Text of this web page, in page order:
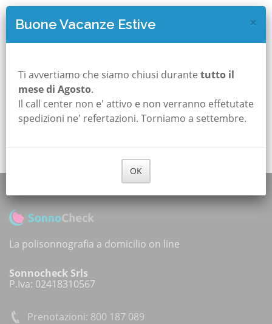
Titolazione Cpap a Bolzano
Siamo spiacenti, al momento non abbiamo studi e
tecnici che coprono il suo comune
La polisonnografia a domicilio on line
Sonnocheck Srls
P.Iva: 02418310567
Prenotazioni: 800 187 089
×
Buone Vacanze Estive
Ti avvertiamo che siamo chiusi durante tutto il
mese di Agosto.
Il call center non e' attivo e non verranno effetutate
spedizioni ne' refertazioni. Torniamo a settembre.
OK